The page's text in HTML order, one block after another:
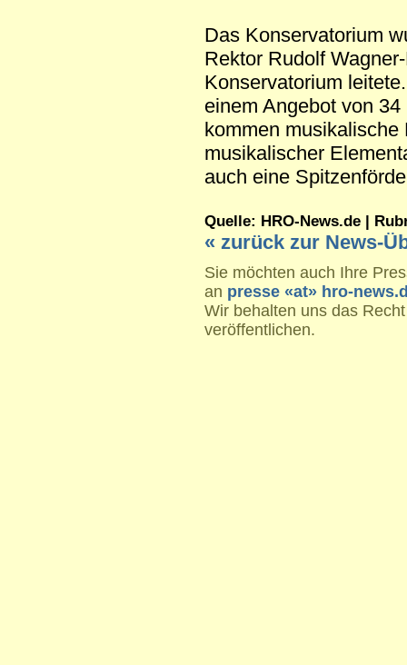
Das Konservatorium
Rektor Rudolf
Konservatorium
einem Angebot von
kommen
musikalischer
auch eine
Quelle: HRO-News.de |
« zurück zur News-
Sie möchten auch Ihre
an presse «at» hro-
Wir behalten uns das
veröffentlichen.